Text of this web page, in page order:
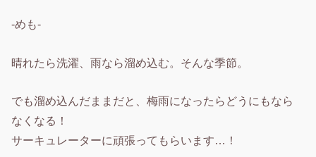
-めも-
晴れたら洗濯、雨なら溜め込む。そんな季節。
でも溜め込んだままだと、梅雨になったらどうにもなら
なくなる！
サーキュレーターに頑張ってもらいます…！